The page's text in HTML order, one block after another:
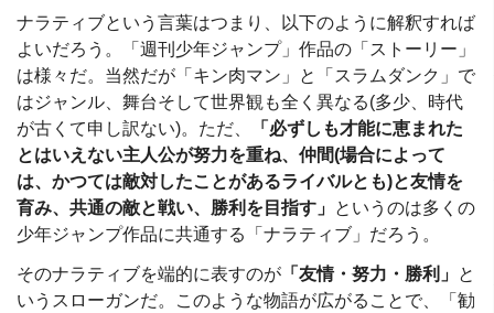
ナラティブという言葉はつまり、以下のように解釈すれば
よいだろう。「週刊少年ジャンプ」作品の「ストーリー」
は様々だ。当然だが「キン肉マン」と「スラムダンク」で
はジャンル、舞台そして世界観も全く異なる(多少、時代
が古くて申し訳ない)。ただ、
「必ずしも才能に恵まれた
とはいえない主人公が努力を重ね、仲間(場合によって
は、かつては敵対したことがあるライバルとも)と友情を
育み、共通の敵と戦い、勝利を目指す」 というのは多くの
少年ジャンプ作品に共通する「ナラティブ」だろう。
そのナラティブを端的に表すのが 「友情・努力・勝利」 と
いうスローガンだ。このような物語が広がることで、「勧